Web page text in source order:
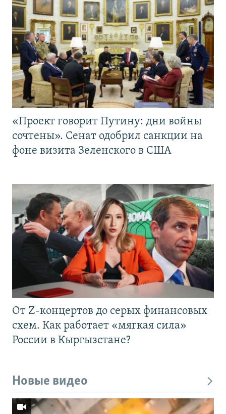
«Проект говорит Путину: дни войны
сочтены». Сенат одобрил санкции на
фоне визита Зеленского в США
От Z-концертов до серых финансовых
схем. Как работает «мягкая сила»
России в Кыргызстане?
Новые видео